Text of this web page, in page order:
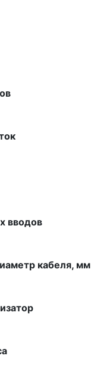
вводов
кабеля, мм